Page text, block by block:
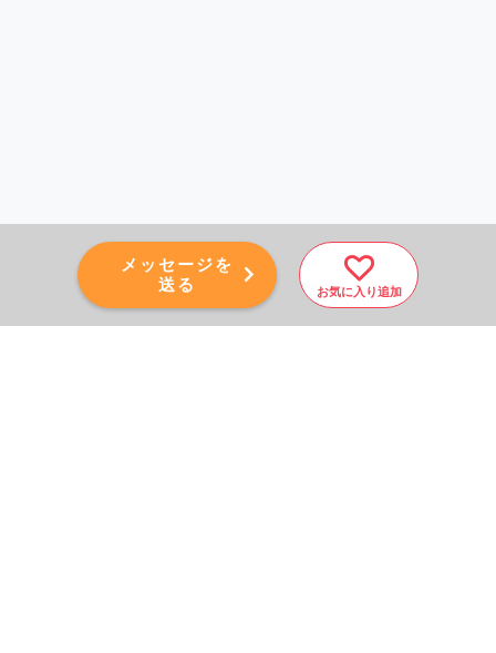
メッセージを
送る
お気に入り追加